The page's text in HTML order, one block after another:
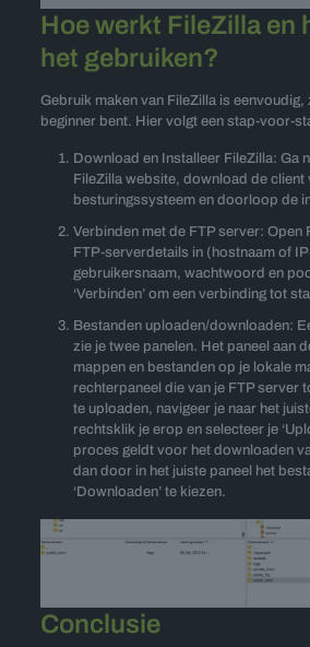
Hoe werkt FileZilla en
het gebruiken?
Gebruik maken van FileZilla is eenvoudig,
beginner bent. Hier volgt een stap-voor-
Download en Installeer FileZilla: Ga
FileZilla website, download de client
besturingssysteem en doorloop de
Verbinden met de FTP server: Open
FTP-serverdetails in (hostnaam of
gebruikersnaam, wachtwoord en
‘Verbinden’ om een verbinding tot
Bestanden uploaden/downloaden:
zie je twee panelen. Het paneel aan
mappen en bestanden op je lokale
rechterpaneel die van je FTP server
te uploaden, navigeer je naar het
rechtsklik je erop en selecteer je
proces geldt voor het downloaden
dan door in het juiste paneel het
‘Downloaden’ te kiezen.
Conclusie